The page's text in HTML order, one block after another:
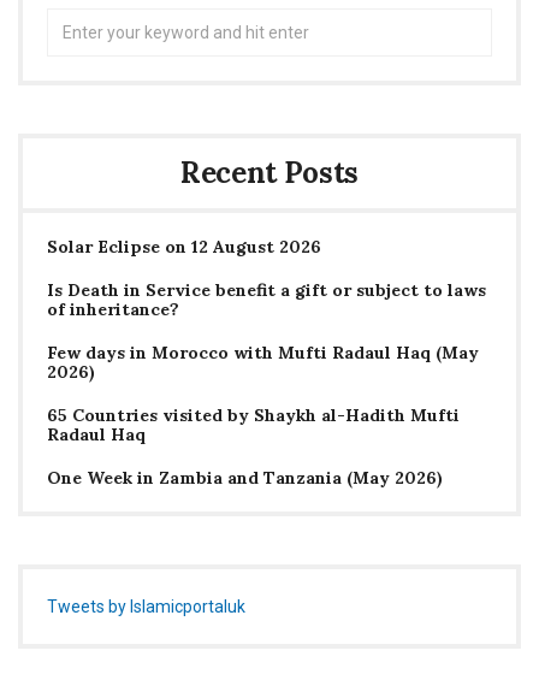
Recent Posts
Solar Eclipse on 12 August 2026
Is Death in Service benefit a gift or subject to laws
of inheritance?
Few days in Morocco with Mufti Radaul Haq (May
2026)
65 Countries visited by Shaykh al-Hadith Mufti
Radaul Haq
One Week in Zambia and Tanzania (May 2026)
Tweets by Islamicportaluk